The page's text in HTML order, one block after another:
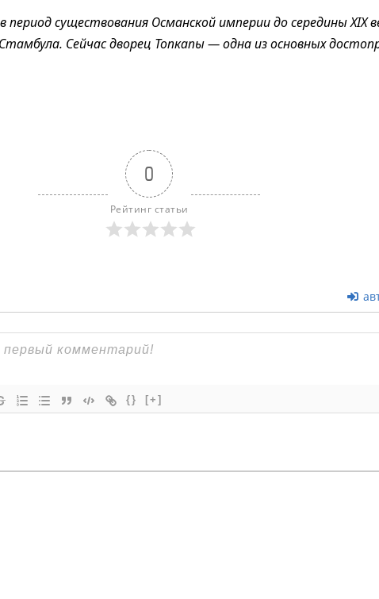
существования Османской империи до середины XIX
Сейчас дворец Топкапы — одна из основных
0
Рейтинг статьи
{} [+]